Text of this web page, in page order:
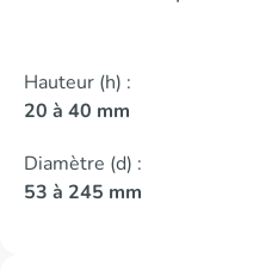
Hauteur (h) :
20 à 40 mm
Diamètre (d) :
53 à 245 mm